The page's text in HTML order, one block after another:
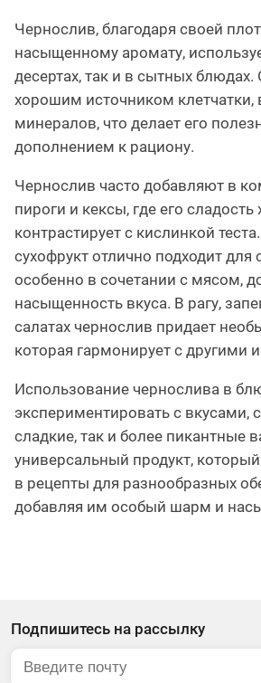
Чернослив, благодаря своей
насыщенному аромату,
десертах, так и в сытных блюдах.
хорошим источником клетчатки,
минералов, что делает его
дополнением к рациону.
Чернослив часто добавляют в
пироги и кексы, где его
контрастирует с кислинкой
сухофрукт отлично подходит для
особенно в сочетании с мясом,
насыщенность вкуса. В рагу,
салатах чернослив придает
которая гармонирует с другими
Использование чернослива в
экспериментировать с вкусами,
сладкие, так и более пикантные
универсальный продукт,
в рецепты для разнообразных
добавляя им особый шарм и
Подпишитесь на рассылку